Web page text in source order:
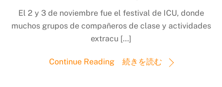
El 2 y 3 de noviembre fue el festival de ICU, donde
muchos grupos de compañeros de clase y actividades
extracu […]
Continue Reading 続きを読む